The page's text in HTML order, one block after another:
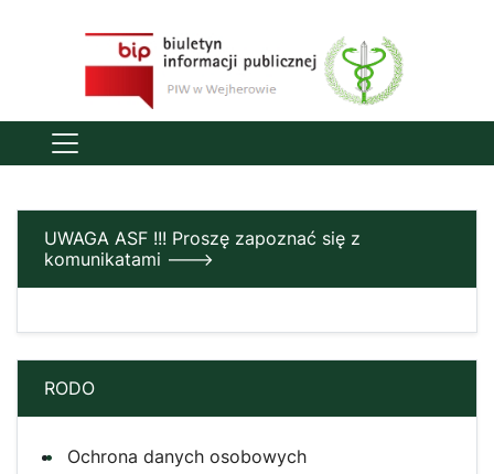
UWAGA ASF !!! Proszę zapoznać się z
komunikatami --->
RODO
Ochrona danych osobowych